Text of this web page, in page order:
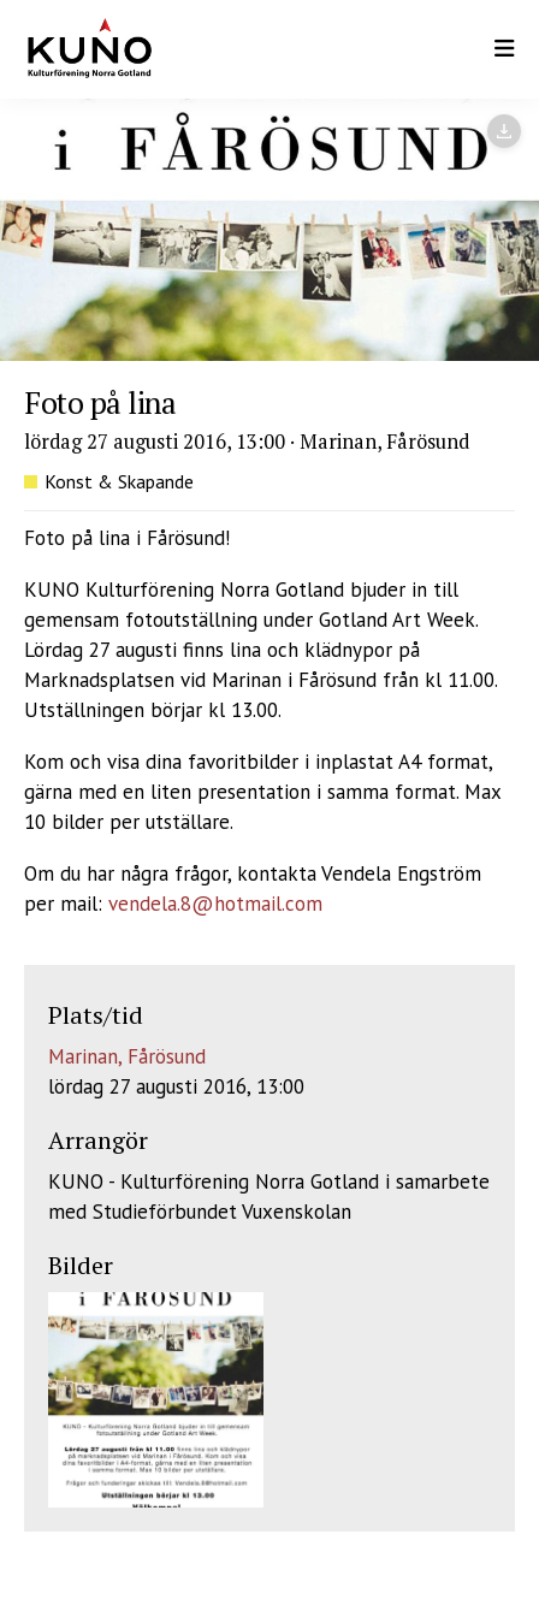
till
huvudinnehåll
Foto på lina
lördag 27 augusti 2016, 13:00 · Marinan, Fårösund
Konst & Skapande
Foto på lina i Fårösund!
KUNO Kulturförening Norra Gotland bjuder in till
gemensam fotoutställning under Gotland Art Week.
Lördag 27 augusti finns lina och klädnypor på
Marknadsplatsen vid Marinan i Fårösund från kl 11.00.
Utställningen börjar kl 13.00.
Kom och visa dina favoritbilder i inplastat A4 format,
gärna med en liten presentation i samma format. Max
10 bilder per utställare.
Om du har några frågor, kontakta Vendela Engström
per mail: vendela.8@hotmail.com
Plats/tid
Marinan, Fårösund
lördag 27 augusti 2016, 13:00
Arrangör
KUNO - Kulturförening Norra Gotland i samarbete
med Studieförbundet Vuxenskolan
Bilder